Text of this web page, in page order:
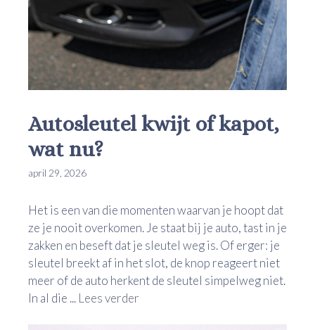
Autosleutel kwijt of kapot,
wat nu?
april 29, 2026
Het is een van die momenten waarvan je hoopt dat
ze je nooit overkomen. Je staat bij je auto, tast in je
zakken en beseft dat je sleutel weg is. Of erger: je
sleutel breekt af in het slot, de knop reageert niet
meer of de auto herkent de sleutel simpelweg niet.
In al die ... Lees verder